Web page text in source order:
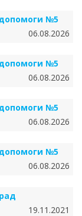
№5
06.08.2026
№5
06.08.2026
№5
06.08.2026
№5
06.08.2026
19.11.2021